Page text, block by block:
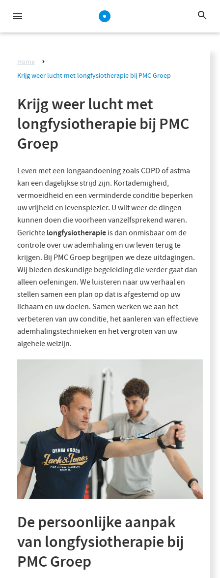
Home
Krijg weer lucht met longfysiotherapie bij PMC Groep
Krijg weer lucht met
longfysiotherapie bij PMC
Groep
Leven met een longaandoening zoals COPD of astma
kan een dagelijkse strijd zijn. Kortademigheid,
vermoeidheid en een verminderde conditie beperken
uw vrijheid en levensplezier. U wilt weer de dingen
kunnen doen die voorheen vanzelfsprekend waren.
Gerichte longfysiotherapie is dan onmisbaar om de
controle over uw ademhaling en uw leven terug te
krijgen. Bij PMC Groep begrijpen we deze uitdagingen.
Wij bieden deskundige begeleiding die verder gaat dan
alleen oefeningen. We luisteren naar uw verhaal en
stellen samen een plan op dat is afgestemd op uw
lichaam en uw doelen. Samen werken we aan het
verbeteren van uw conditie, het aanleren van effectieve
ademhalingstechnieken en het vergroten van uw
algehele welzijn.
De persoonlijke aanpak
van longfysiotherapie bij
PMC Groep